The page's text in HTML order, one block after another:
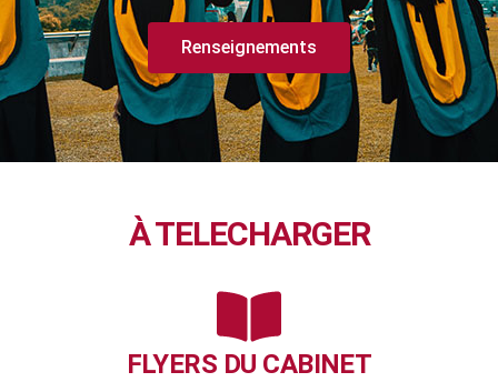
Renseignements
À TELECHARGER
FLYERS DU CABINET